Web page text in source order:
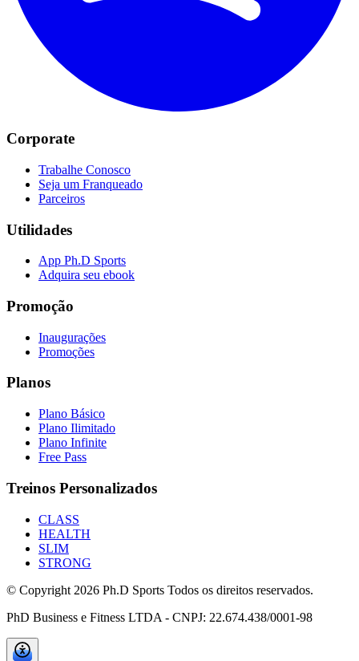
Corporate
Trabalhe Conosco
Seja um Franqueado
Parceiros
Utilidades
App Ph.D Sports
Adquira seu ebook
Promoção
Inaugurações
Promoções
Planos
Plano Básico
Plano Ilimitado
Plano Infinite
Free Pass
Treinos Personalizados
CLASS
HEALTH
SLIM
STRONG
© Copyright 2026 Ph.D Sports Todos os direitos reservados.
PhD Business e Fitness LTDA - CNPJ: 22.674.438/0001-98